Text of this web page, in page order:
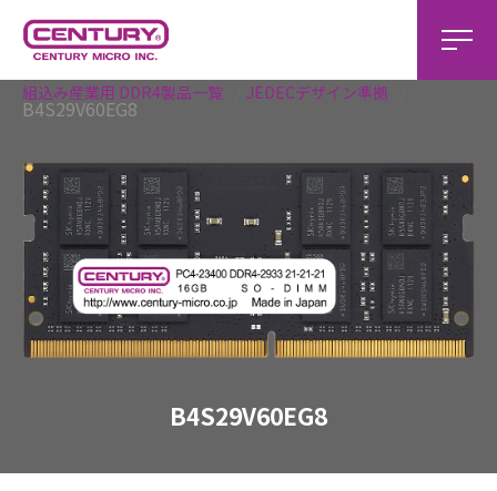
組込み産業用 DDR4製品一覧
JEDECデザイン準拠
B4S29V60EG8
B4S29V60EG8